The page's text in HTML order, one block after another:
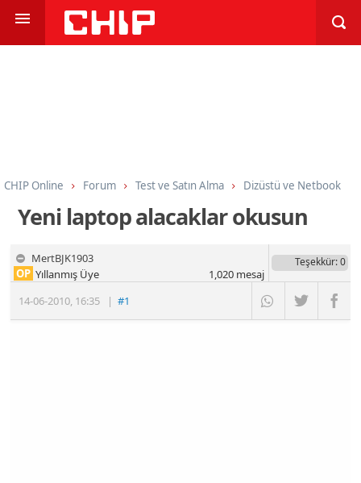
CHIP Online Forum Test ve Satın Alma Dizüstü ve Netbook
Yeni laptop alacaklar okusun
MertBJK1903
14-06-2010, 16:35 |#1
OP Yıllanmış Üye
Teşekkür: 0
1,020mesaj